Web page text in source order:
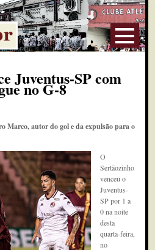
Juventus-SP com
no G-8
Marco, autor do gol e da expulsão para o
O
Sertãozinho
venceu o
Juventus-
SP por 1 a
0 na noite
desta
quarta-feira,
no